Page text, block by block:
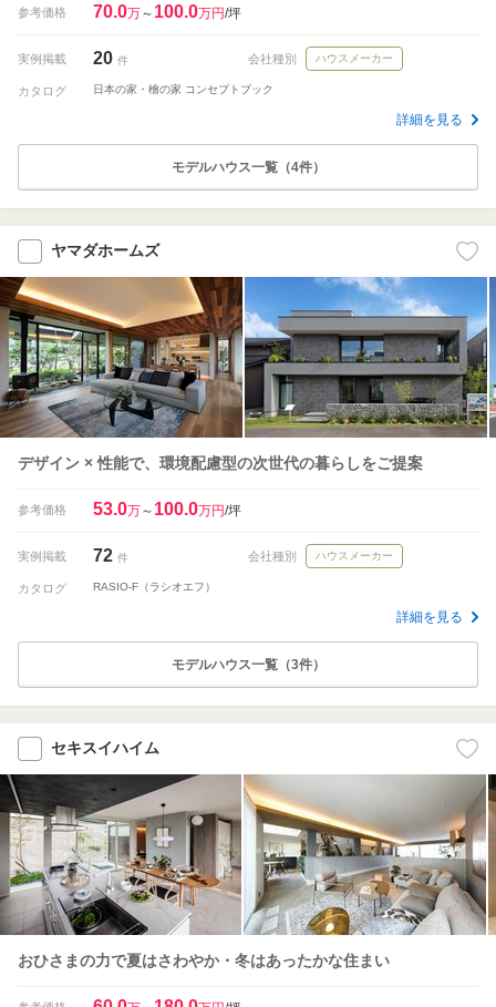
参考価格 70.0万～ 100.0万円/坪
実例掲載 20 件 会社種別 ハウスメーカー
カタログ 日本の家・檜の家 コンセプトブック
詳細を見る
モデルハウス一覧（4件）
ヤマダホームズ
デザイン × 性能で、環境配慮型の次世代の暮らしをご提案
参考価格 53.0万～ 100.0万円/坪
実例掲載 72 件 会社種別 ハウスメーカー
カタログ RASIO-F（ラシオエフ）
詳細を見る
モデルハウス一覧（3件）
セキスイハイム
おひさまの力で夏はさわやか・冬はあったかな住まい